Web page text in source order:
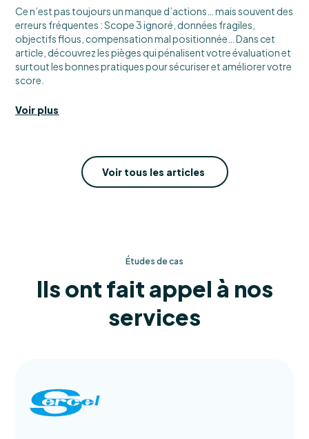
Ce n’est pas toujours un manque d’actions… mais souvent des
erreurs fréquentes : Scope 3 ignoré, données fragiles,
objectifs flous, compensation mal positionnée… Dans cet
article, découvrez les pièges qui pénalisent votre évaluation et
surtout les bonnes pratiques pour sécuriser et améliorer votre
score.
Voir plus
Voir tous les articles
Études de cas
Ils ont fait appel à nos
services